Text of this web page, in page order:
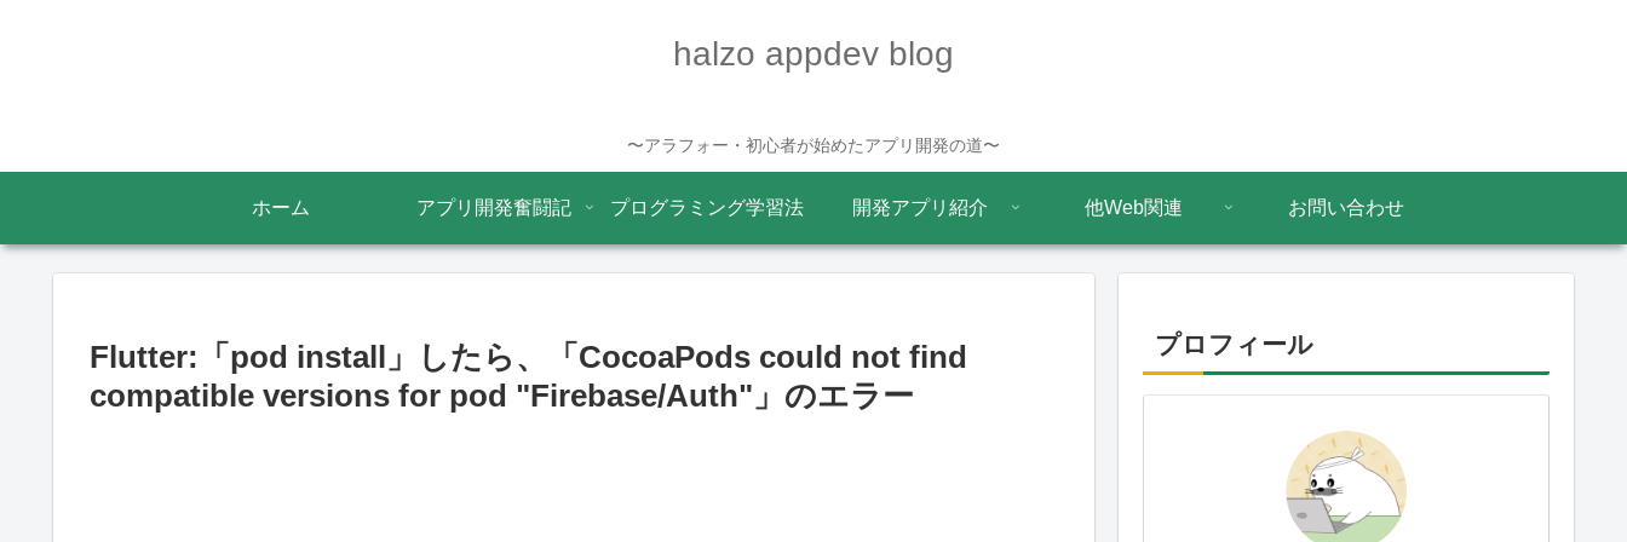
halzo appdev blog
〜アラフォー・初心者が始めたアプリ開発の道〜
ホーム アプリ開発奮闘記 プログラミング学習法 開発アプリ紹介 他Web関連 お問い合わせ
Flutter:「pod install」したら、「CocoaPods could not find
compatible versions for pod "Firebase/Auth"」のエラー
プロフィール